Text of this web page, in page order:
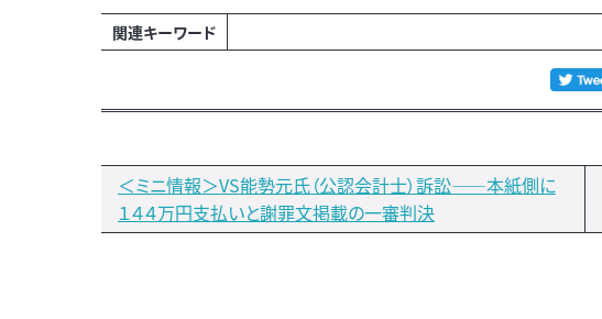
関連キーワード
＜ミニ情報＞VS能勢元氏（公認会計士）訴訟――本紙側に
１４４万円支払いと謝罪文掲載の一審判決